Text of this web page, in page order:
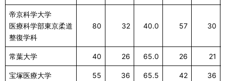
帝京科学大学
医療科学部東京柔道
整復学科
80 32 40.0 57 30
常葉大学 40 26 65.0 26 21
宝塚医療大学 55 36 65.5 42 36